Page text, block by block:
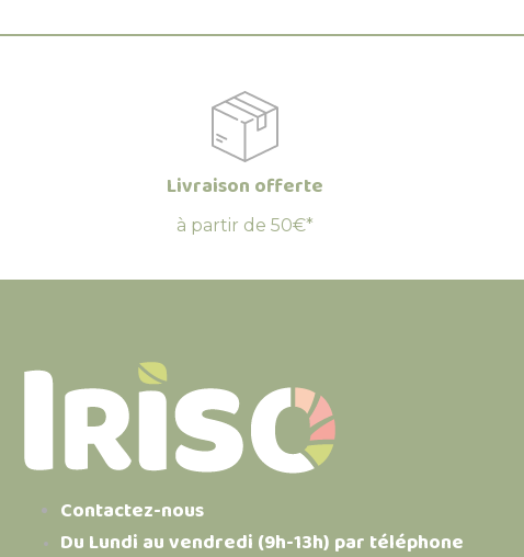
Livraison offerte
à partir de 50€*
Contactez-nous
Du Lundi au vendredi (9h-13h) par téléphone